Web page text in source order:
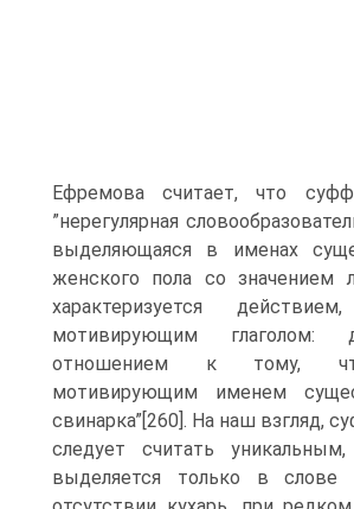
Ефремова считает, что
”нерегулярная
выделяющаяся в именах
женского пола со значением
характеризуется
мотивирующим глаголом:
отношением к тому,
мотивирующим именем
свинарка”[260]. На наш взгляд,
следует считать
выделяется только в слове